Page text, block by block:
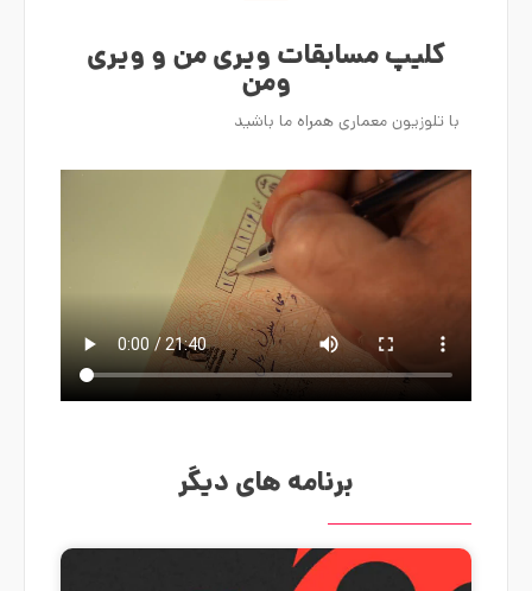
کلیپ مسابقات ویری من و ویری
ومن
با تلوزیون معماری همراه ما باشید
برنامه های دیگر